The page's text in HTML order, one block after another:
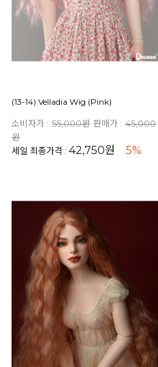
(13-14) Velladia Wig (Pink)
소비자가 : 55,000원 판매가 : 45,000
원
세일 최종가격 :42,750원 5%